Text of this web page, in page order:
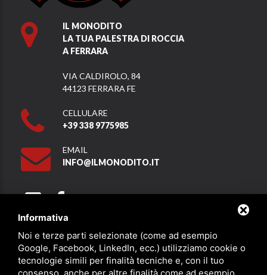
IL MONODITO
LA TUA PALESTRA DI ROCCIA
A FERRARA
VIA CALDIROLO, 84
44123 FERRARA FE
CELLULARE
+39 338 9775985
EMAIL
INFO@ILMONODITO.IT
Partner
Informativa
Noi e terze parti selezionate (come ad esempio
Google, Facebook, LinkedIn, ecc.) utilizziamo cookie o
tecnologie simili per finalità tecniche e, con il tuo